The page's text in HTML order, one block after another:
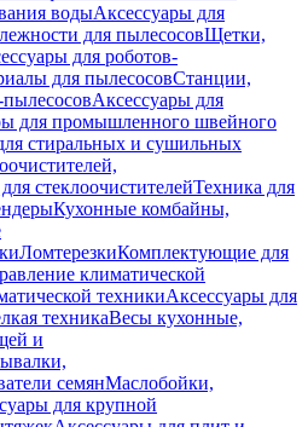
водыАксессуары для
для пылесосовЩетки,
для роботов-
для пылесосовСтанции,
Аксессуары для
для промышленного швейного
стиральных и сушильных
стеклоочистителейТехника для
Кухонные комбайны,
ЛомтерезкиКомплектующие для
климатической
техникиАксессуары для
техникаВесы кухонные,
и
семянМаслобойки,
для крупной